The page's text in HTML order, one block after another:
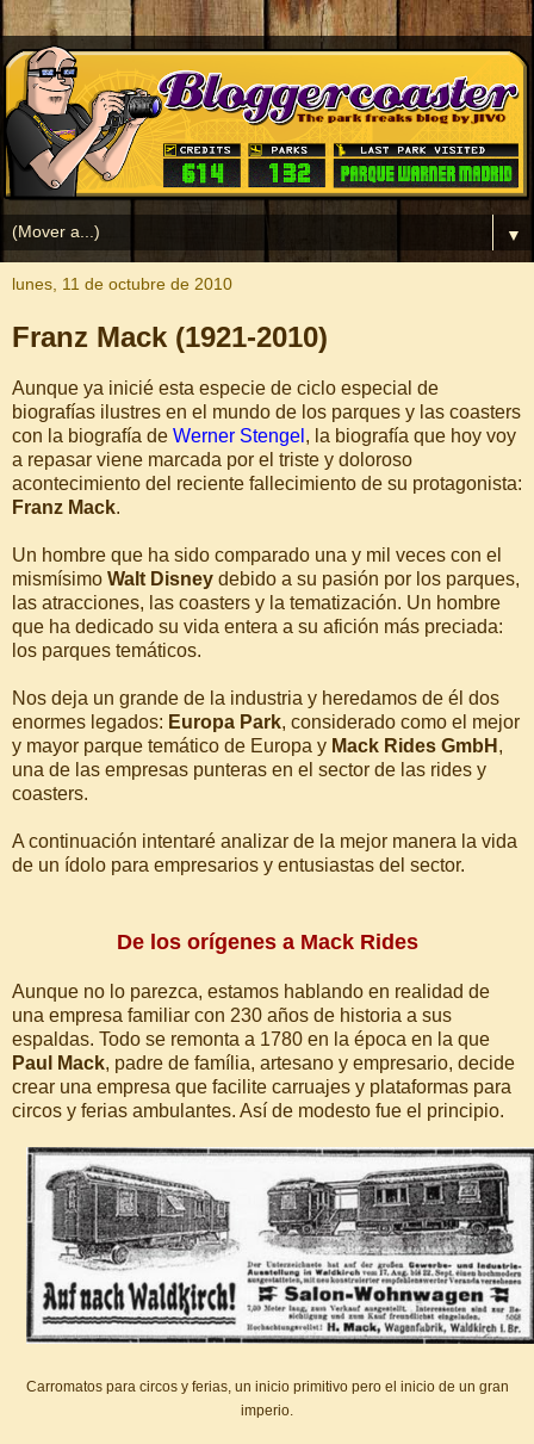
▼
lunes, 11 de octubre de 2010
Franz Mack (1921-2010)
Aunque ya inicié esta especie de ciclo especial de
biografías ilustres en el mundo de los parques y las coasters
con la biografía de Werner Stengel , la biografía que hoy voy
a repasar viene marcada por el triste y doloroso
acontecimiento del reciente fallecimiento de su protagonista:
Franz Mack.
Un hombre que ha sido comparado una y mil veces con el
mismísimo Walt Disney debido a su pasión por los parques,
las atracciones, las coasters y la tematización. Un hombre
que ha dedicado su vida entera a su afición más preciada:
los parques temáticos.
Nos deja un grande de la industria y heredamos de él dos
enormes legados: Europa Park, considerado como el mejor
y mayor parque temático de Europa y Mack Rides GmbH ,
una de las empresas punteras en el sector de las rides y
coasters.
A continuación intentaré analizar de la mejor manera la vida
de un ídolo para empresarios y entusiastas del sector.
De los orígenes a Mack Rides
Aunque no lo parezca, estamos hablando en realidad de
una empresa familiar con 230 años de historia a sus
espaldas. Todo se remonta a 1780 en la época en la que
Paul Mack, padre de família, artesano y empresario, decide
crear una empresa que facilite carruajes y plataformas para
circos y ferias ambulantes. Así de modesto fue el principio.
Carromatos para circos y ferias, un inicio primitivo pero el inicio de un gran
imperio.